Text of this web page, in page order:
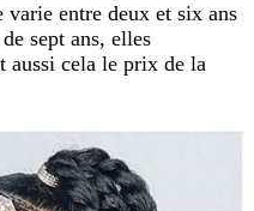
varie entre deux et six ans
sept ans, elles
aussi cela le prix de la